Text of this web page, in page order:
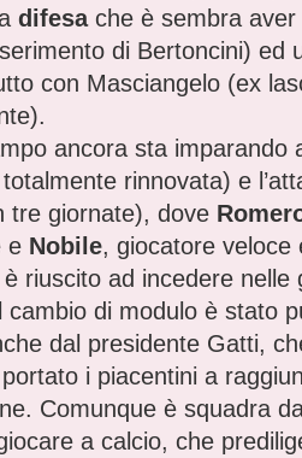
difesache è sembra aver
di Bertoncini) ed
con Masciangelo (ex
ancora sta imparando
rinnovata) e
tre giornate), dove
e Nobile, giocatore veloce
riuscito ad incedere nelle
di modulo è stato
dal presidente Gatti,
i piacentini a
Comunque è squadra
a calcio, che